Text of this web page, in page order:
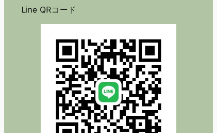
Line QRコード